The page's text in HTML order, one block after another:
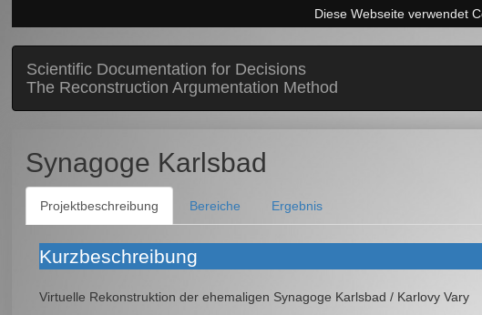
Diese Webseite verwendet
Scientific Documentation for Decisions
The Reconstruction Argumentation Method
Synagoge Karlsbad
Projektbeschreibung Bereiche Ergebnis
Kurzbeschreibung
Virtuelle Rekonstruktion der ehemaligen Synagoge Karlsbad / Karlovy Vary